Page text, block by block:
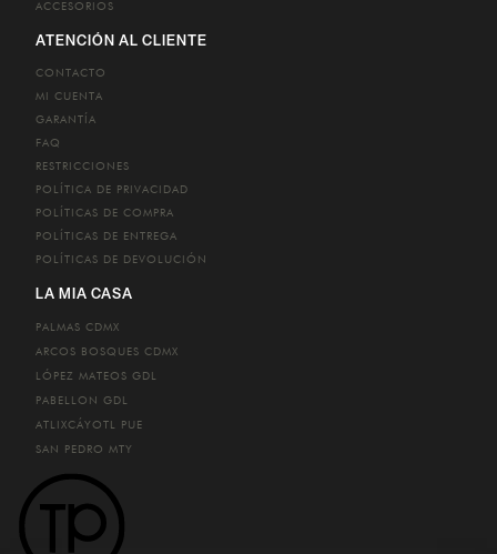
ACCESORIOS
ATENCIÓN AL CLIENTE
CONTACTO
MI CUENTA
GARANTÍA
FAQ
RESTRICCIONES
POLÍTICA DE PRIVACIDAD
POLÍTICAS DE COMPRA
POLÍTICAS DE ENTREGA
POLÍTICAS DE DEVOLUCIÓN
LA MIA CASA
PALMAS CDMX
ARCOS BOSQUES CDMX
LÓPEZ MATEOS GDL
PABELLON GDL
ATLIXCÁYOTL PUE
SAN PEDRO MTY